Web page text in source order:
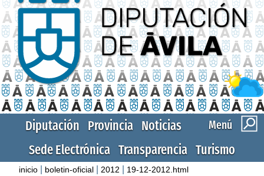
Menú
Diputación Provincia Noticias
Sede Electrónica Transparencia Turismo
inicio boletin-oficial 2012 19-12-2012.html